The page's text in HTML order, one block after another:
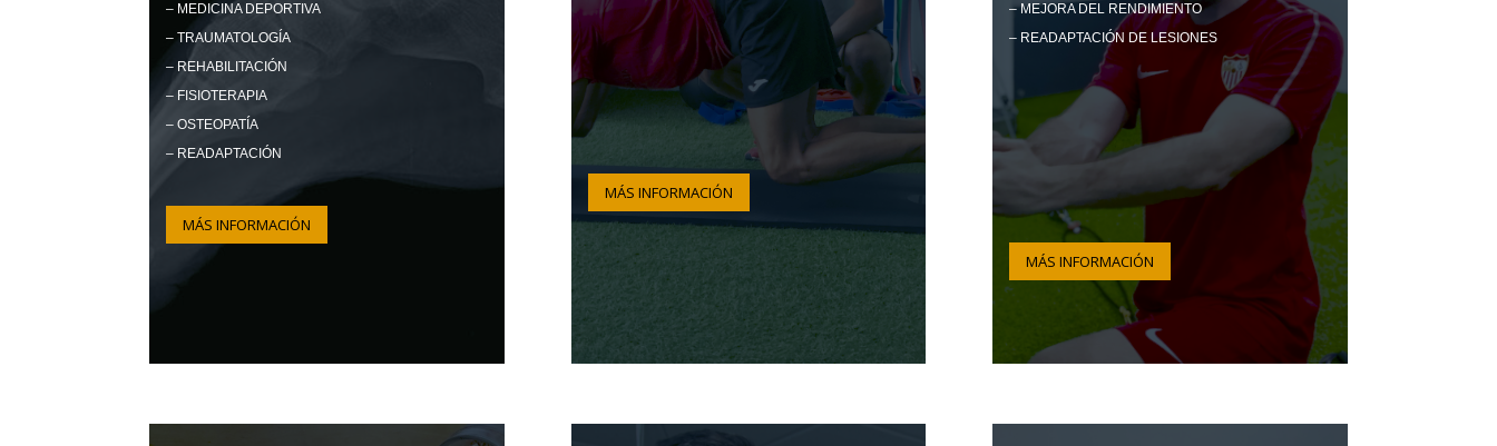
– MEDICINA DEPORTIVA
– TRAUMATOLOGÍA
– REHABILITACIÓN
– FISIOTERAPIA
– OSTEOPATÍA
– READAPTACIÓN
MÁS INFORMACIÓN
MÁS INFORMACIÓN
– MEJORA DEL RENDIMIENTO
– READAPTACIÓN DE LESIONES
MÁS INFORMACIÓN